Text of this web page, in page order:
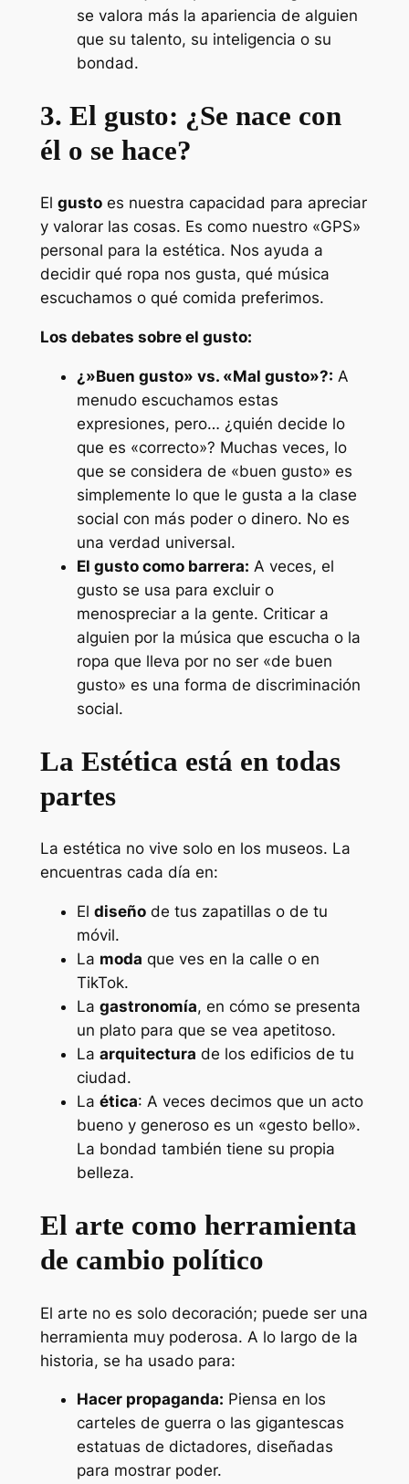
se valora más la apariencia de alguien
que su talento, su inteligencia o su
bondad.
3. El gusto: ¿Se nace con
él o se hace?
El gustoes nuestra capacidad para apreciar
y valorar las cosas. Es como nuestro «GPS»
personal para la estética. Nos ayuda a
decidir qué ropa nos gusta, qué música
escuchamos o qué comida preferimos.
Los debates sobre el gusto:
¿»Buen gusto» vs. «Mal gusto»?: A
menudo escuchamos estas
expresiones, pero… ¿quién decide lo
que es «correcto»? Muchas veces, lo
que se considera de «buen gusto» es
simplemente lo que le gusta a la clase
social con más poder o dinero. No es
una verdad universal.
El gusto como barrera: A veces, el
gusto se usa para excluir o
menospreciar a la gente. Criticar a
alguien por la música que escucha o la
ropa que lleva por no ser «de buen
gusto» es una forma de discriminación
social.
La Estética está en todas
partes
La estética no vive solo en los museos. La
encuentras cada día en:
El diseñode tus zapatillas o de tu
móvil.
La moda que ves en la calle o en
TikTok.
La gastronomía, en cómo se presenta
un plato para que se vea apetitoso.
La arquitectura de los edificios de tu
ciudad.
La ética: A veces decimos que un acto
bueno y generoso es un «gesto bello».
La bondad también tiene su propia
belleza.
El arte como herramienta
de cambio político
El arte no es solo decoración; puede ser una
herramienta muy poderosa. A lo largo de la
historia, se ha usado para:
Hacer propaganda: Piensa en los
carteles de guerra o las gigantescas
estatuas de dictadores, diseñadas
para mostrar poder.